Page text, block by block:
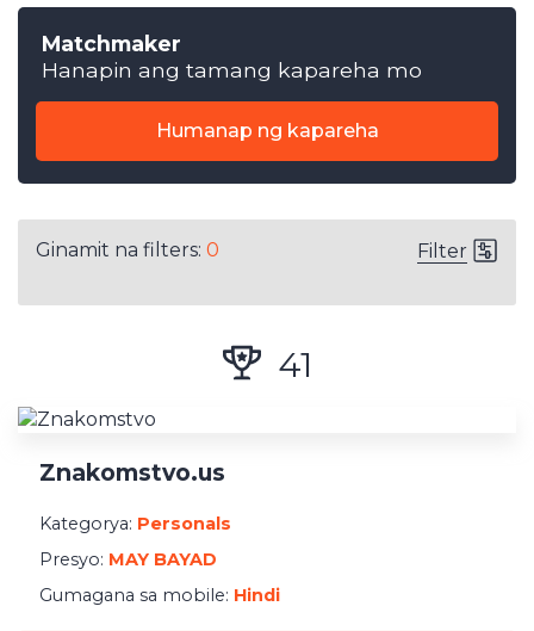
Matchmaker
Hanapin ang tamang kapareha mo
Humanap ng kapareha
Ginamit na filters: 0 Filter
Mga klase ng dating
Pagma-match
Pakikipag-date
Niche ng Dating
May smartphone support
Website na gumagana sa mobile
May iPhone App
41
Znakomstvo.us
Kategorya: Personals
Presyo: MAY BAYAD
Gumagana sa mobile: Hindi